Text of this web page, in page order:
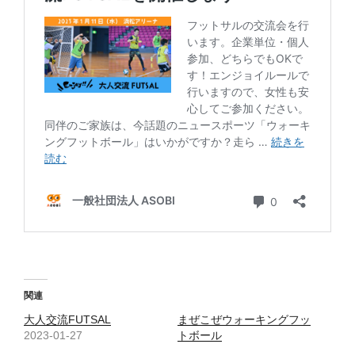
関連
大人交流FUTSAL
2023-01-27
まぜこぜウォーキングフッ
トボール